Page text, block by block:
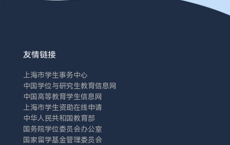
友情链接
上海市学生事务中心
中国学位与研究生教育信息网
中国高等教育学生信息网
上海市学生资助在线申请
中华人民共和国教育部
国务院学位委员会办公室
国家留学基金管理委员会